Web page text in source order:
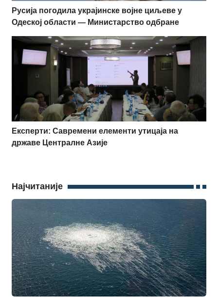
Русија погодила украјинске војне циљеве у
Одеској области — Министарство одбране
Експерти: Савремени елементи утицаја на
државе Централне Азије
Најчитаније